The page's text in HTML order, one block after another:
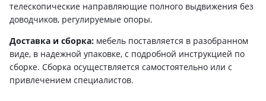
телескопические направляющие полного выдвижения без
доводчиков, регулируемые опоры.
Доставка и сборка: мебель поставляется в разобранном
виде, в надежной упаковке, с подробной инструкцией по
сборке. Сборка осуществляется самостоятельно или с
привлечением специалистов.